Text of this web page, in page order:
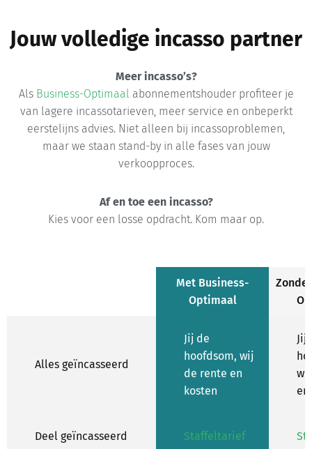
Jouw volledige incasso partner
Meer incasso’s?
Als Business-Optimaal abonnementshouder profiteer je
van lagere incassotarieven, meer service en onbeperkt
eerstelijns advies. Niet alleen bij incassoproblemen,
maar we staan stand-by in alle fases van jouw
verkoopproces.
Af en toe een incasso?
Kies voor een losse opdracht. Kom maar op.
Met Business-
Optimaal
Alles geïncasseerd
Jij de
hoofdsom, wij
de rente en
kosten
Jij
en
Deel geïncasseerd Staffeltarief